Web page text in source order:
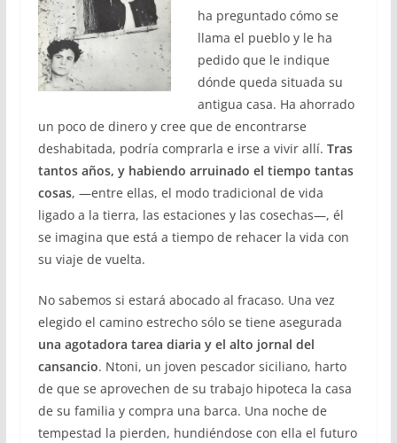
ha preguntado cómo se
llama el pueblo y le ha
pedido que le indique
dónde queda situada su
antigua casa. Ha ahorrado
un poco de dinero y cree que de encontrarse
deshabitada, podría comprarla e irse a vivir allí. Tras
tantos años, y habiendo arruinado el tiempo tantas
cosas, ―entre ellas, el modo tradicional de vida
ligado a la tierra, las estaciones y las cosechas―, él
se imagina que está a tiempo de rehacer la vida con
su viaje de vuelta.
No sabemos si estará abocado al fracaso. Una vez
elegido el camino estrecho sólo se tiene asegurada
una agotadora tarea diaria y el alto jornal del
cansancio. Ntoni, un joven pescador siciliano, harto
de que se aprovechen de su trabajo hipoteca la casa
de su familia y compra una barca. Una noche de
tempestad la pierden, hundiéndose con ella el futuro